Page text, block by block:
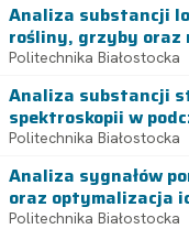
Analiza substancji
rośliny, grzyby oraz
Politechnika Białostocka
Analiza substancji
spektroskopii w
Politechnika Białostocka
Analiza sygnałów
oraz optymalizacja
Politechnika Białostocka